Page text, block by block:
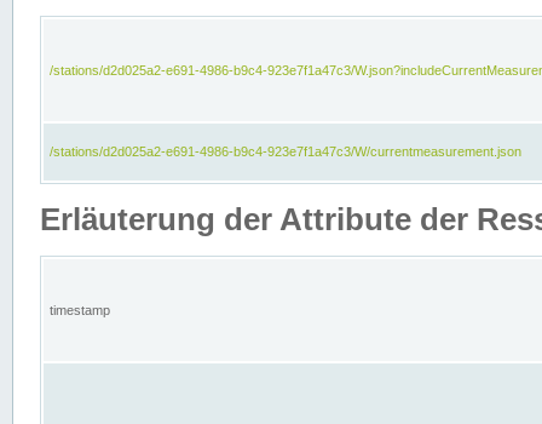
/stations/d2d025a2-e691-4986-b9c4-923e7f1a47c3/
/stations/d2d025a2-e691-4986-b9c4-923e7f1a47c3/W/currentmeasurement.json
Erläuterung der Attribute der
timestamp